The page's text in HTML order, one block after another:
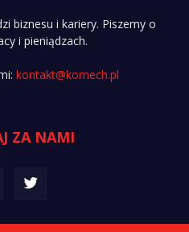
biznesu i kariery. Piszemy o
i pieniądzach.
kontakt@komech.pl
ZA NAMI